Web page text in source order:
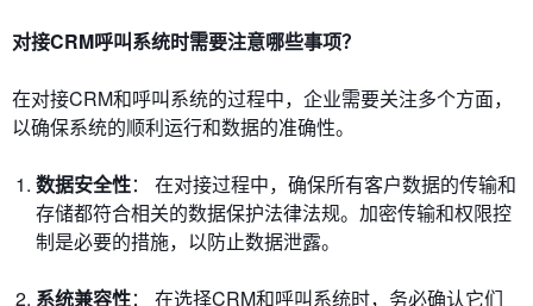
对接CRM呼叫系统时需要注意哪些事项？
在对接CRM和呼叫系统的过程中，企业需要关注多个方面，
以确保系统的顺利运行和数据的准确性。
数据安全性： 在对接过程中，确保所有客户数据的传输和
存储都符合相关的数据保护法律法规。加密传输和权限控
制是必要的措施，以防止数据泄露。
系统兼容性： 在选择CRM和呼叫系统时，务必确认它们